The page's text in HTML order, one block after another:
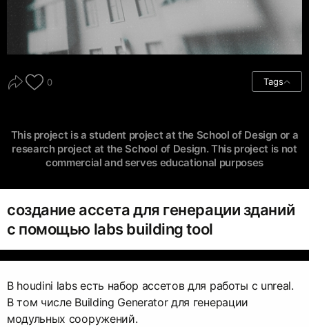
0 Tags
This project is a student project at the School of Design or a
research project at the School of Design. This project is not
commercial and serves educational purposes
создание ассета для генерации зданий
с помощью labs building tool
В houdini labs есть набор ассетов для работы с unreal.
В том числе Building Generator для генерации
модульных сооружений.